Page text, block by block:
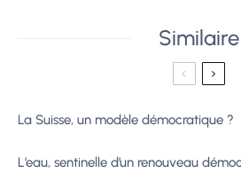
Similaire
La Suisse, un modèle démocratique ?
L’eau, sentinelle d’un renouveau